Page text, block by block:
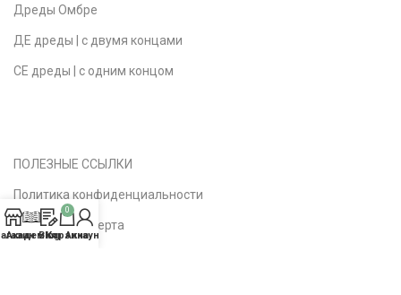
Дреды Омбре
ДЕ дреды | с двумя концами
СЕ дреды | с одним концом
ПОЛЕЗНЫЕ ССЫЛКИ
Политика конфиденциальности
Публичная оферта
Академия
Blog
0
Корзина
Аккаунт